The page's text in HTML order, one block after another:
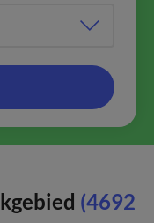
(4692